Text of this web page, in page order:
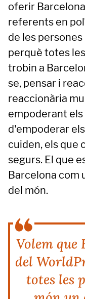
oferir
referents en
de les
perquè totes
trobin a
se, pensar i
reaccionària
empoderant
d'empoderar
cuiden, els que
segurs. El que
Barcelona com
del món.
Volem que
del
totes les